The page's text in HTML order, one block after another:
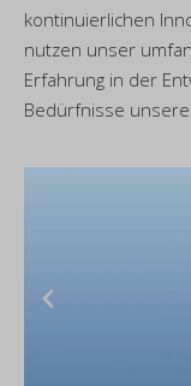
kontinuierlichen
nutzen unser
Erfahrung in der
Bedürfnisse